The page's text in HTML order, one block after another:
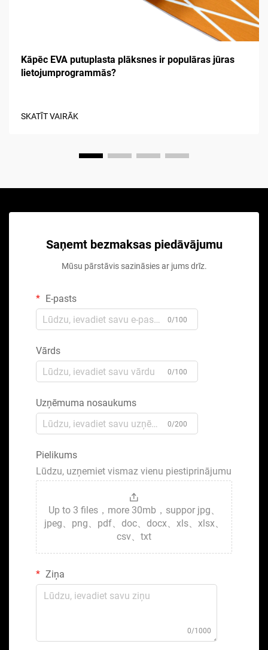
Kāpēc EVA putuplasta plāksnes ir populāras jūras
lietojumprogrammās?
SKATĪT VAIRĀK
Saņemt bezmaksas piedāvājumu
Mūsu pārstāvis sazināsies ar jums drīz.
E-pasts
0/100
Vārds
0/100
Uzņēmuma nosaukums
0/200
Pielikums
Lūdzu, uzņemiet vismaz vienu piestiprinājumu
Up to 3 files，more 30mb，suppor jpg、
jpeg、png、pdf、doc、docx、xls、xlsx、
csv、txt
Ziņa
0/1000